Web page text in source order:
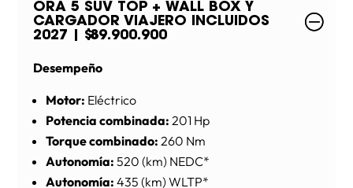
ORA 5 SUV TOP + WALL BOX Y
CARGADOR VIAJERO INCLUIDOS
2027 | $89.900.900
Desempeño
Motor: Eléctrico
Potencia combinada: 201 Hp
Torque combinado: 260 Nm
Autonomía: 520 (km) NEDC*
Autonomía: 435 (km) WLTP*